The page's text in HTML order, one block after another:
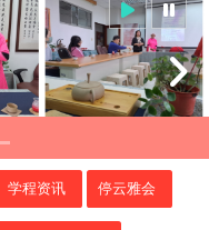
学程资讯 停云雅会